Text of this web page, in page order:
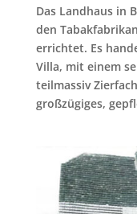
Das Landhaus in
den
errichtet. Es
Villa, mit einem
teilmassiv
großzügiges,